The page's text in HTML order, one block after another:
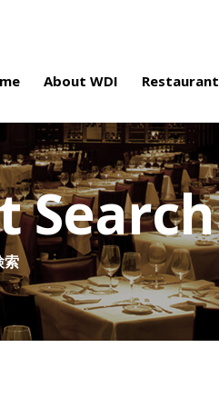
About WDI Restaurant
Search
索